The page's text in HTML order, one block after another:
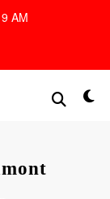
AM